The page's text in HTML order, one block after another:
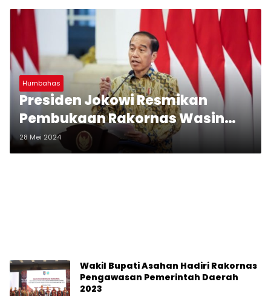
Humbahas
Presiden Jokowi Resmikan
Pembukaan Rakornas Wasin
2024 di Istana Negara
28 Mei 2024
Wakil Bupati Asahan Hadiri Rakornas
Pengawasan Pemerintah Daerah
2023